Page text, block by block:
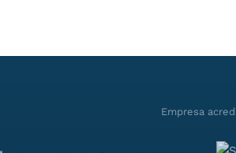
Empresa